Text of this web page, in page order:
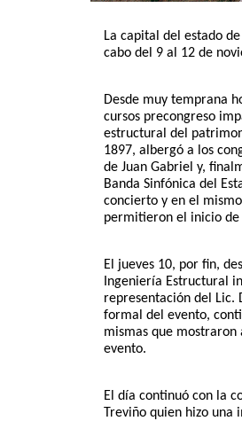
La capital del estado
cabo del 9 al 12 de
Desde muy temprana
cursos precongreso
estructural del
1897, albergó a los
de Juan Gabriel y,
Banda Sinfónica del
concierto y en el
permitieron el inicio de
El jueves 10, por fin,
Ingeniería Estructural
representación del Lic.
formal del evento,
mismas que mostraron
evento.
El día continuó con la
Treviño quien hizo una